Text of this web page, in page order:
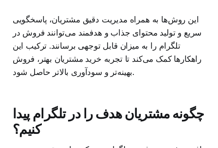
این روش‌ها به همراه مدیریت دقیق مشتریان، پاسخگویی
سریع و تولید محتوای جذاب و هدفمند می‌توانند فروش در
تلگرام را به میزان قابل توجهی برسانند. ترکیب این
راهکارها کمک می‌کند تا تجربه خرید مشتریان بهتر، فروش
بهینه‌تر و سودآوری بالاتر حاصل شود.
چگونه مشتریان هدف را در تلگرام پیدا
کنیم؟